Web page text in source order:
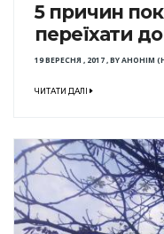
5 причин
переїхати
19 ВЕРЕСНЯ , 2017,BYАНОНІМ
ЧИТАТИ ДАЛІ